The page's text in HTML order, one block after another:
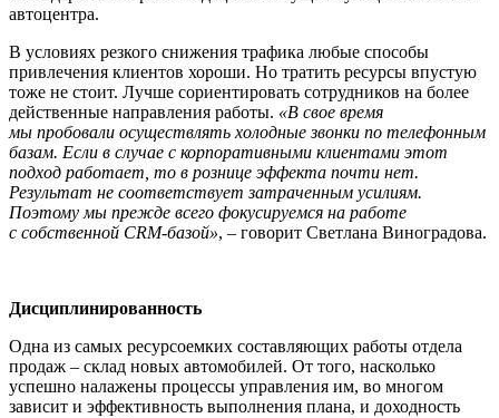
автоцентра.
В условиях резкого снижения трафика любые способы
привлечения клиентов хороши. Но тратить ресурсы впустую
тоже не стоит. Лучше сориентировать сотрудников на более
действенные направления работы. «В свое время
мы пробовали осуществлять холодные звонки по телефонным
базам. Если в случае с корпоративными клиентами этот
подход работает, то в рознице эффекта почти нет.
Результат не соответствует затраченным усилиям.
Поэтому мы прежде всего фокусируемся на работе
с собственной CRM-базой», – говорит Светлана Виноградова.
Дисциплинированность
Одна из самых ресурсоемких составляющих работы отдела
продаж – склад новых автомобилей. От того, насколько
успешно налажены процессы управления им, во многом
зависит и эффективность выполнения плана, и доходность